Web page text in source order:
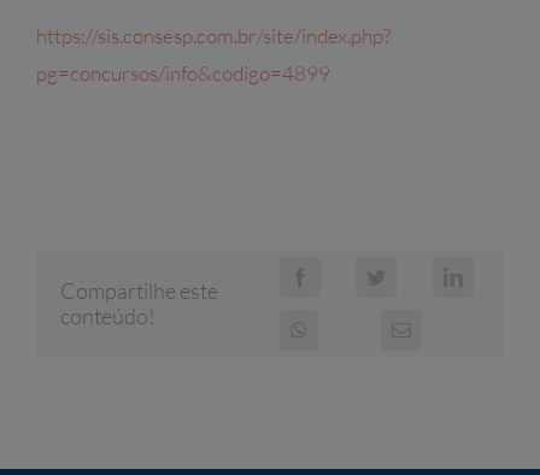
https://sis.consesp.com.br/site/index.php?
pg=concursos/info&codigo=4899
Compartilhe este
conteúdo!